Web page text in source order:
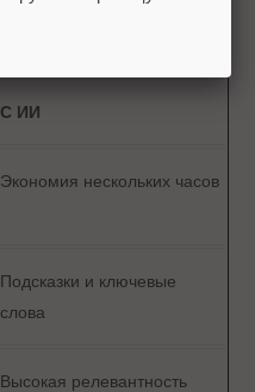
С ИИ
Экономия нескольких часов
Подсказки и ключевые
слова
Высокая релевантность